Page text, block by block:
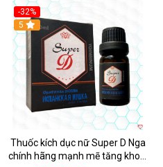
-32%
5
Thuốc kích dục nữ Super D Nga
chính hãng mạnh mẽ tăng khoái